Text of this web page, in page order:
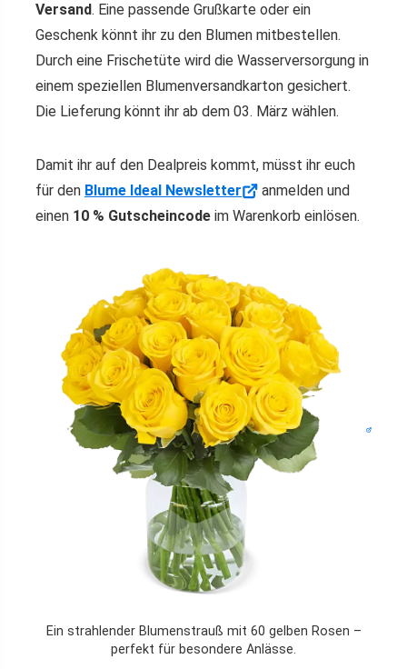
Versand. Eine passende Grußkarte oder ein
Geschenk könnt ihr zu den Blumen mitbestellen.
Durch eine Frischetüte wird die Wasserversorgung in
einem speziellen Blumenversandkarton gesichert.
Die Lieferung könnt ihr ab dem 03. März wählen.
Damit ihr auf den Dealpreis kommt, müsst ihr euch
für den Blume Ideal Newsletter
anmelden und
einen 10 % Gutscheincode im Warenkorb einlösen.
Ein strahlender Blumenstrauß mit 60 gelben Rosen –
perfekt für besondere Anlässe.